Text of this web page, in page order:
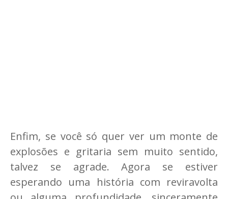
Enfim, se você só quer ver um monte de
explosões e gritaria sem muito sentido,
talvez se agrade. Agora se estiver
esperando uma história com reviravolta